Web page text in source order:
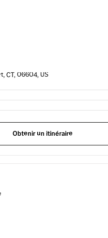
CT, 06604, US
Obtenir un itinéraire